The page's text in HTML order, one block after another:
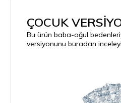
ÇOCUK
Bu ürün baba-oğul
versiyonunu buradan